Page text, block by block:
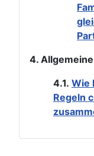
4.
4.1. Wie
Regeln